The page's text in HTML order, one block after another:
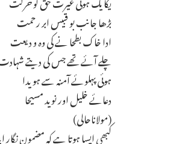
بڑھا جانب بو قبیس ابر رحمت
ادا خاک بطحا نے کی وہ و دیعت
چلے آئے تھے جس کی دیتے
ہوئی پہلوئے آمنہ سے ہو یدا
دعائے خلیل اور نوید مسیحا
(مولاناحالی)
کبھی ایسا ہوتا ہے کہ مضمون